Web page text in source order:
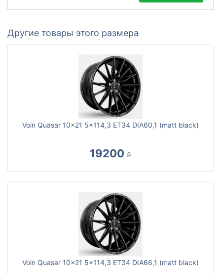
Другие товары этого размера
Voin Quasar 10x21 5x114,3 ET34 DIA60,1 (matt black)
19200 ₴
Voin Quasar 10x21 5x114,3 ET34 DIA66,1 (matt black)